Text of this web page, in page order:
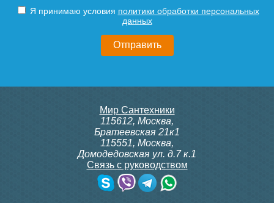
Я принимаю условия политики обработки персональных
данных
Мир Сантехники
115612, Москва,
Братеевская 21к1
115551, Москва,
Домодедовская ул. д.7 к.1
Связь с руководством